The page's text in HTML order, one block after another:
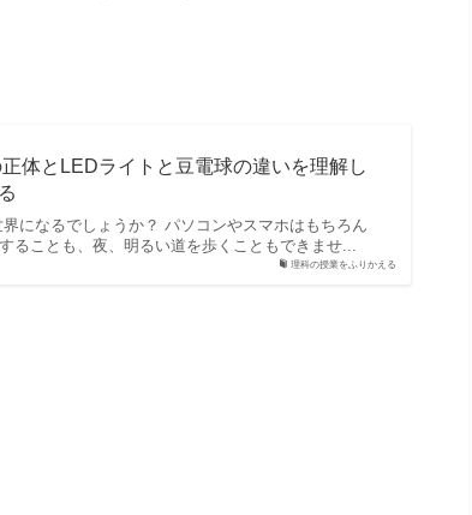
理科の授業をふりかえる
体とLEDライトと豆電球の違いを理解し
になるでしょうか？ パソコンやスマホはもちろん
ることも、夜、明るい道を歩くこともできませ...